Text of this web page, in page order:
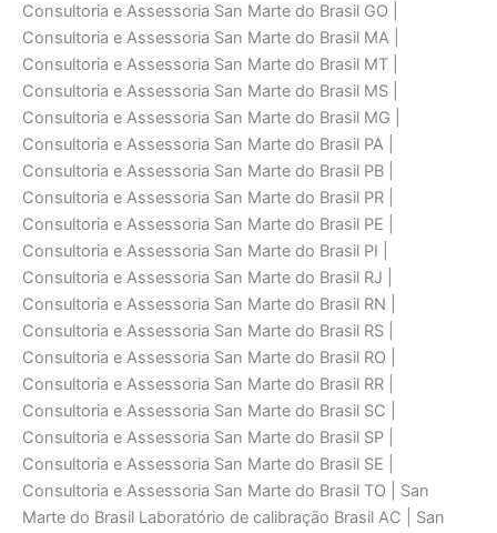
Consultoria e Assessoria San Marte do Brasil GO |
Consultoria e Assessoria San Marte do Brasil MA |
Consultoria e Assessoria San Marte do Brasil MT |
Consultoria e Assessoria San Marte do Brasil MS |
Consultoria e Assessoria San Marte do Brasil MG |
Consultoria e Assessoria San Marte do Brasil PA |
Consultoria e Assessoria San Marte do Brasil PB |
Consultoria e Assessoria San Marte do Brasil PR |
Consultoria e Assessoria San Marte do Brasil PE |
Consultoria e Assessoria San Marte do Brasil PI |
Consultoria e Assessoria San Marte do Brasil RJ |
Consultoria e Assessoria San Marte do Brasil RN |
Consultoria e Assessoria San Marte do Brasil RS |
Consultoria e Assessoria San Marte do Brasil RO |
Consultoria e Assessoria San Marte do Brasil RR |
Consultoria e Assessoria San Marte do Brasil SC |
Consultoria e Assessoria San Marte do Brasil SP |
Consultoria e Assessoria San Marte do Brasil SE |
Consultoria e Assessoria San Marte do Brasil TO | San
Marte do Brasil Laboratório de calibraçāo Brasil AC | San